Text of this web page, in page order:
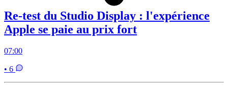
Re-test du Studio Display : l'expérience
Apple se paie au prix fort
07:00
• 6